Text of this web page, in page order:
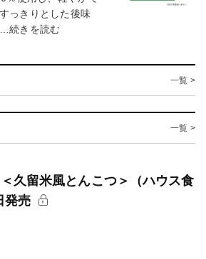
っきりとした後味
続きを読む
一覧 >
一覧 >
久留米風とんこつ＞（ハウス食
発売